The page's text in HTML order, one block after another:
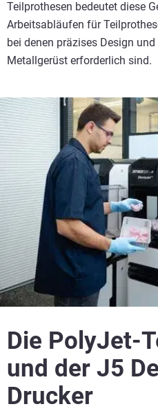
Teilprothesen bedeutet diese
Arbeitsabläufen für
bei denen präzises Design
Metallgerüst erforderlich sind.
Die PolyJet-
und der J5
Drucker